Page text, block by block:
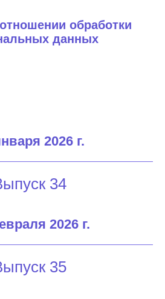
обработки
данных
2026 г.
34
2026 г.
35